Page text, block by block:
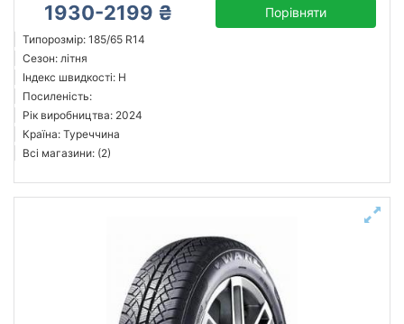
1930-2199 ₴ Порівняти
Типорозмір: 185/65 R14
Сезон: літня
Індекс швидкості: H
Посиленість:
Рік виробництва: 2024
Країна: Туреччина
Всі магазини: (2)